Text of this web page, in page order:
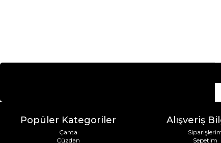
Popüler Kategoriler
Çanta
Cüzdan
Alışveriş
Sepetim